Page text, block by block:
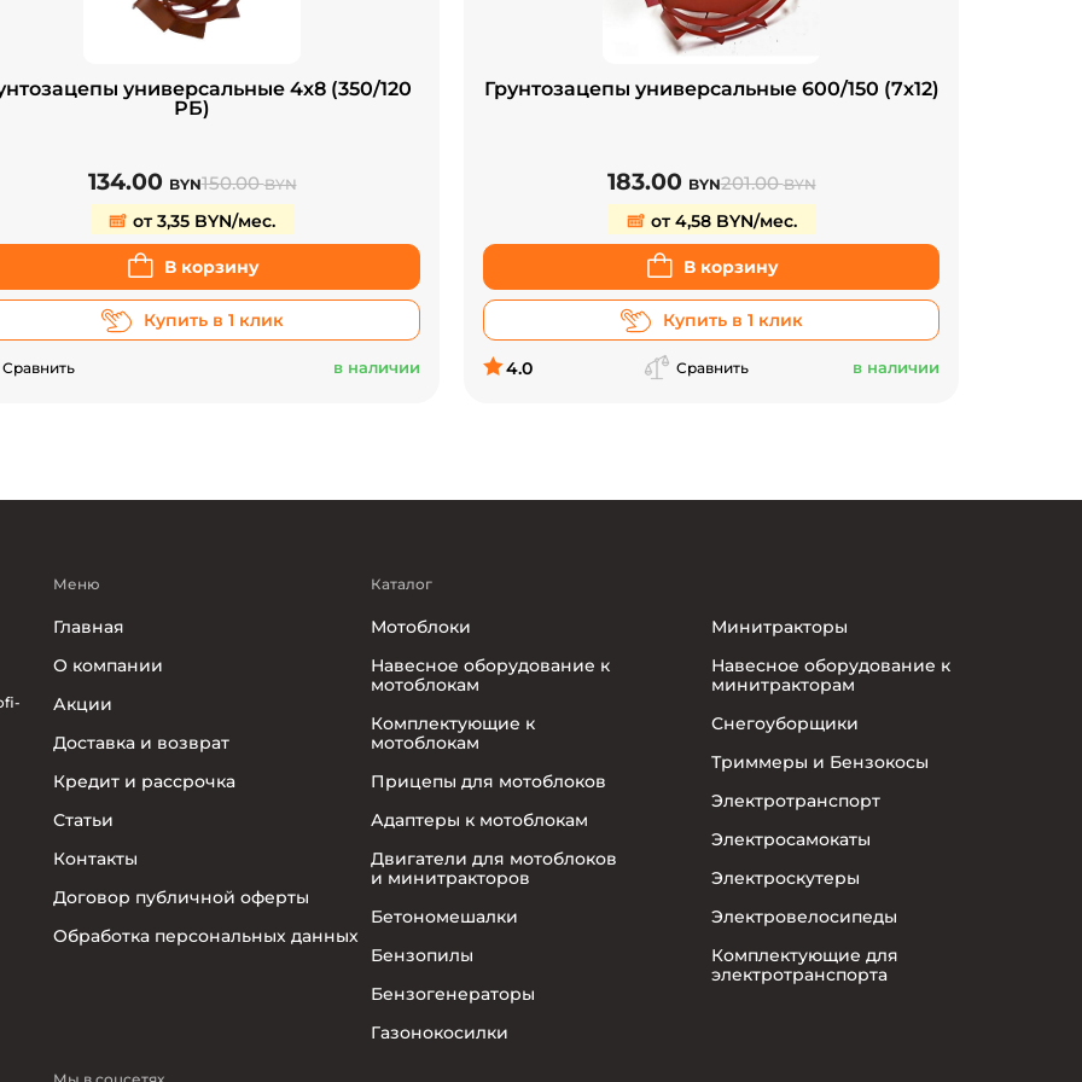
универсальные 4х8 (350/120
РБ)
134.00 BYN150.00BYN
от 3,35 BYN/мес.
В корзину
Купить в 1 клик
Сравнить в наличии
Грунтозацепы универсальные 600/150 (7х12)
183.00 BYN201.00BYN
от 4,58 BYN/мес.
В корзину
Купить в 1 клик
4.0 Сравнить в наличии
Меню
Главная
О компании
Акции
Доставка и возврат
Кредит и рассрочка
Статьи
Контакты
Договор публичной оферты
Обработка персональных данных
Каталог
Мотоблоки
Навесное оборудование к
мотоблокам
Комплектующие к
мотоблокам
Прицепы для мотоблоков
Адаптеры к мотоблокам
Двигатели для мотоблоков
и минитракторов
Бетономешалки
Бензопилы
Бензогенераторы
Газонокосилки
Минитракторы
Навесное оборудование к
минитракторам
Снегоуборщики
Триммеры и Бензокосы
Электротранспорт
Электросамокаты
Электроскутеры
Электровелосипеды
Комплектующие для
электротранспорта